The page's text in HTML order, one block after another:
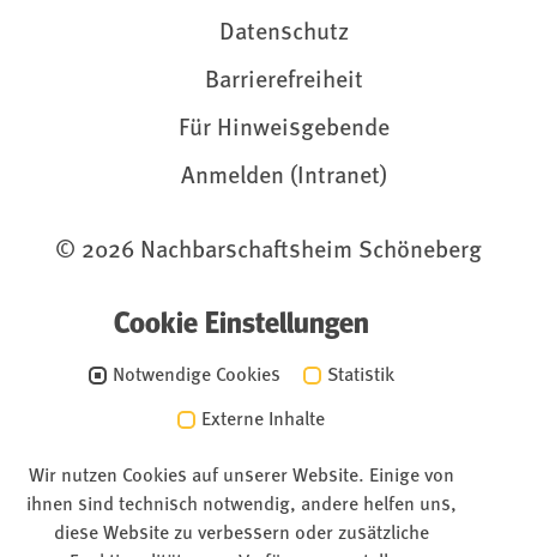
Datenschutz
Barrierefreiheit
Für Hinweisgebende
Anmelden (Intranet)
© 2026 Nachbarschaftsheim Schöneberg
Cookie Einstellungen
Notwendige Cookies Statistik
Externe Inhalte
Wir nutzen Cookies auf unserer Website. Einige von
ihnen sind technisch notwendig, andere helfen uns,
diese Website zu verbessern oder zusätzliche